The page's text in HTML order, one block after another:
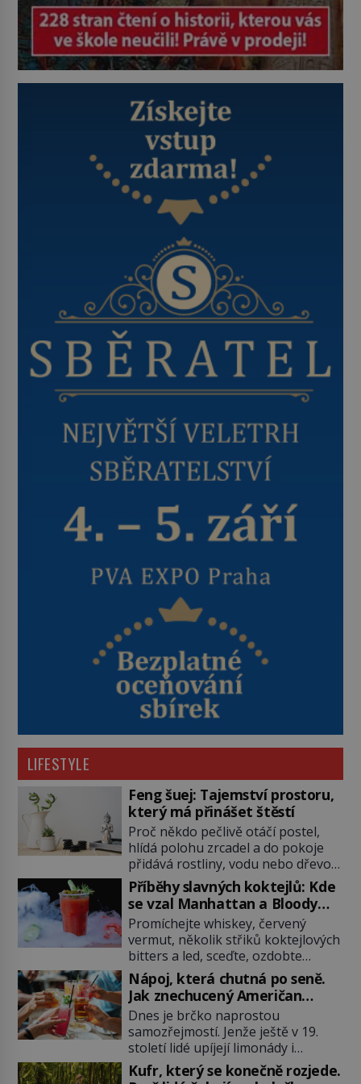
LIFESTYLE
Feng šuej: Tajemství prostoru,
který má přinášet štěstí
Proč někdo pečlivě otáčí postel,
hlídá polohu zrcadel a do pokoje
přidává rostliny, vodu nebo dřevo?
Feng šuej tvrdí, že domov není jen
soubor zdí a nábytku. Je to prostor,
kterým proudí energie čchi a jeho
uspořádání může ovlivňovat, jak se
v něm člověk cítí. Feng šuej má
kořeny ve staré Číně a jeho historie
[…]
Příběhy slavných koktejlů: Kde
se vzal Manhattan a Bloody
Mary?
Promíchejte whiskey, červený
vermut, několik střiků koktejlových
bitters a led, sceďte, ozdobte
koktejlovou třešinkou a tadá…
Manhattan je tu! A pokud to má být
skutečně on, dejte si pozor, ať
místo klasické americké rye
whiskey či klidně bourbonu
nepoužijete skotskou whisku. Co
se stane? Inu, koktejl bude stále
Nápoj, která chutná po seně.
Jak znechucený Američan
vymyslel brčko
Dnes je brčko naprostou
samozřejmostí. Jenže ještě v 19.
století lidé upíjejí limonády i
koktejly dutými stébly žita nebo
žitné slámy. Fungují sice dobře,
Kufr, který se konečně rozjede.